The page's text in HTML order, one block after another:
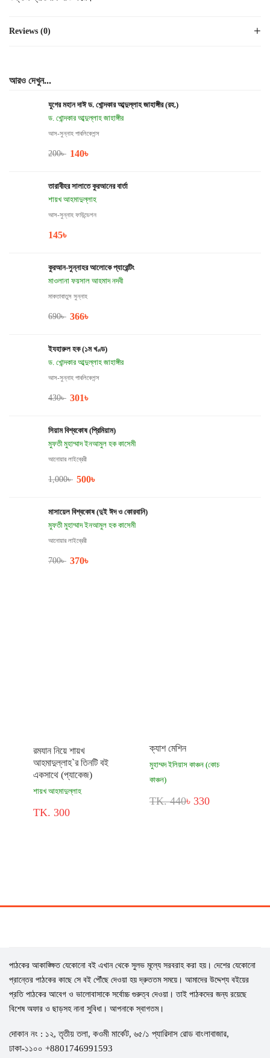
Reviews (0)
আরও দেখুন...
যুগের মহান দাঈ ড. খোন্দকার আব্দুল্লাহ জাহাঙ্গীর (রহ.)
ড. খোন্দকার আব্দুল্লাহ জাহাঙ্গীর
আস-সুন্নাহ পাবলিকেশন্স
200৳ 140৳
তারাবীহর সালাতে কুরআনের বার্তা
শায়খ আহমাদুল্লাহ
আস-সুন্নাহ ফাউন্ডেশন
145৳
কুরআন-সুন্নাহর আলোকে প্যারেন্টিং
মাওলানা ফয়সাল আহমাদ নদবী
মাকতাবাতুস সুন্নাহ
690৳ 366৳
ইযহারুল হক (১ম খণ্ড)
ড. খোন্দকার আব্দুল্লাহ জাহাঙ্গীর
আস-সুন্নাহ পাবলিকেশন্স
430৳ 301৳
সিয়াম বিশ্বকোষ (প্রিমিয়াম)
মুফতী মুহাম্মাদ ইনআমুল হক কাসেমী
আনোয়ার লাইব্রেরী
1,000৳ 500৳
মাসায়েল বিশ্বকোষ (দুই ঈদ ও কোরবানি)
মুফতী মুহাম্মাদ ইনআমুল হক কাসেমী
আনোয়ার লাইব্রেরী
700৳ 370৳
রমযান নিয়ে শায়খ
আহমাদুল্লাহ`র তিনটি বই
একসাথে (প্যাকেজ)
শায়খ আহমাদুল্লাহ
TK. 300
ক্যাশ মেশিন
মুহাম্মদ ইলিয়াস কাঞ্চন (কোচ
কাঞ্চন)
TK. 440৳ 330
পাঠকের আকাঙ্ক্ষিত যেকোনো বই এখান থেকে সুলভ মূল্যে সরবরাহ করা হয়। দেশের যেকোনো
প্রান্তের পাঠকের কাছে সে বই পৌঁছে দেওয়া হয় দ্রুততম সময়ে। আমাদের উদ্দেশ্য বইয়ের
প্রতি পাঠকের আবেগ ও ভালোবাসাকে সর্বোচ্চ গুরুত্ব দেওয়া। তাই পাঠকদের জন্য রয়েছে
বিশেষ অফার ও ছাড়সহ নানা সুবিধা। আপনাকে স্বাগতম।
দোকান নং : ১২, তৃতীয় তলা, কওমী মার্কেট, ৬৫/১ প্যারিদাস রোড বাংলাবাজার,
ঢাকা-১১০০ +8801746991593